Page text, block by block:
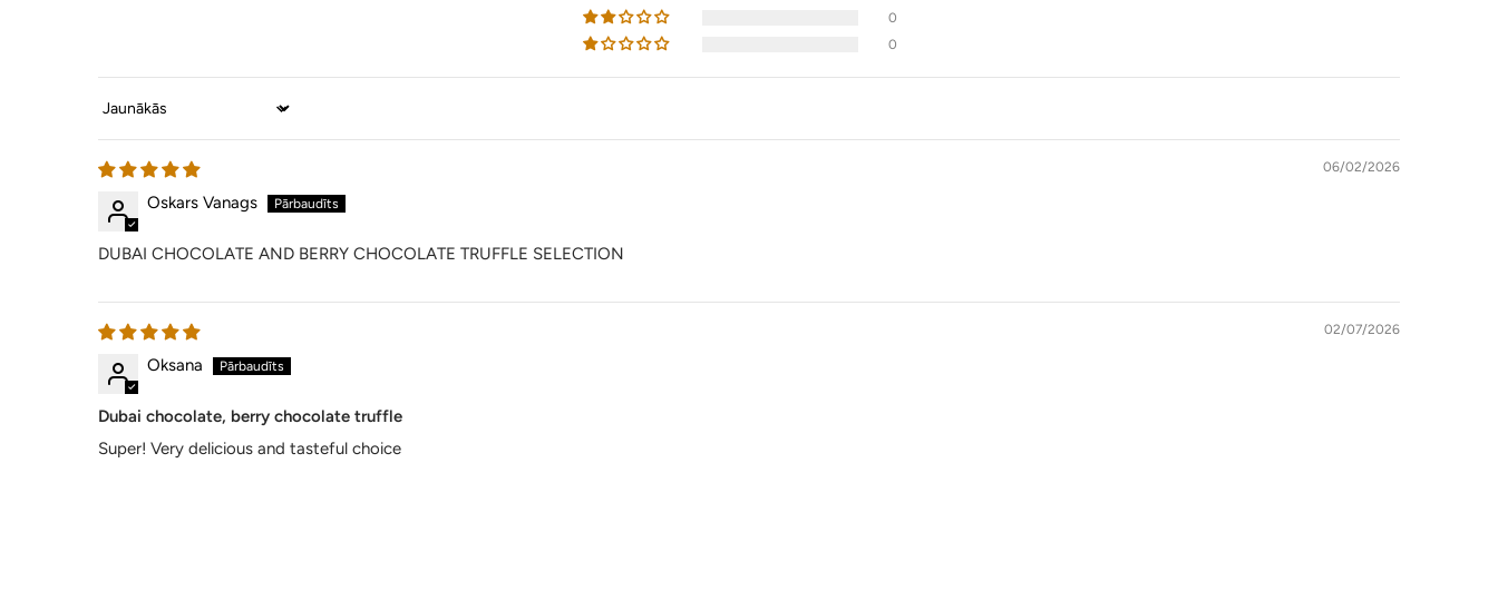
0
0
Sort by
06/02/2026
Oskars Vanags
DUBAI CHOCOLATE AND BERRY CHOCOLATE TRUFFLE SELECTION
02/07/2026
Oksana
Dubai chocolate, berry chocolate truffle
Super! Very delicious and tasteful choice